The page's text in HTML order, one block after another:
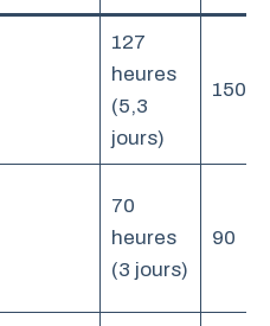
127
heures
(5,3
jours)
150
70
heures
(3 jours)
90